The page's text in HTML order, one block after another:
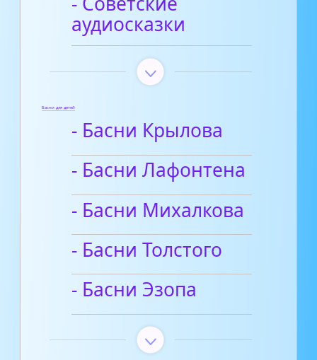
аудиосказки
Басни для детей
- Басни Крылова
- Басни Лафонтена
- Басни Михалкова
- Басни Толстого
- Басни Эзопа